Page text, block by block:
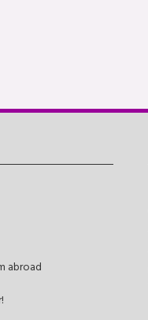
abroad